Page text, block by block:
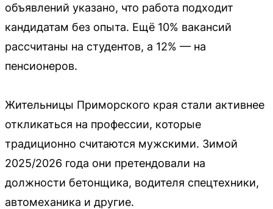
объявлений указано, что работа подходит
кандидатам без опыта. Ещё 10% вакансий
рассчитаны на студентов, а 12% — на
пенсионеров.
Жительницы Приморского края стали активнее
откликаться на профессии, которые
традиционно считаются мужскими. Зимой
2025/2026 года они претендовали на
должности бетонщика, водителя спецтехники,
автомеханика и другие.